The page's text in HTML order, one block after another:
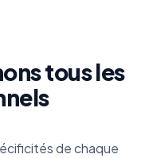
tous les
de chaque